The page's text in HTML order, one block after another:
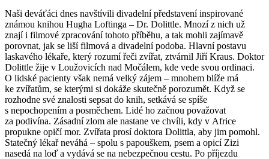
Naši deváťáci dnes navštívili divadelní představení inspirované
známou knihou Hugha Loftinga – Dr. Dolittle. Mnozí z nich už
znají i filmové zpracování tohoto příběhu, a tak mohli zajímavě
porovnat, jak se liší filmová a divadelní podoba. Hlavní postavu
laskavého lékaře, který rozumí řeči zvířat, ztvárnil Jiří Kraus. Doktor
Dolittle žije v Loužovicích nad Močálem, kde vede svou ordinaci.
O lidské pacienty však nemá velký zájem – mnohem blíže má
ke zvířatům, se kterými si dokáže skutečně porozumět. Když se
rozhodne své znalosti sepsat do knih, setkává se spíše
s nepochopením a posměchem. Lidé ho začnou považovat
za podivína. Zásadní zlom ale nastane ve chvíli, kdy v Africe
propukne opičí mor. Zvířata prosí doktora Dolittla, aby jim pomohl.
Statečný lékař neváhá – spolu s papouškem, psem a opicí Zizi
nasedá na loď a vydává se na nebezpečnou cestu. Po příjezdu